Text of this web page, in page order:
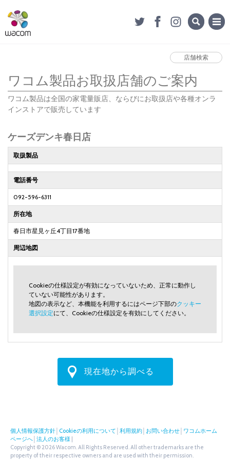
店舗検索
ワコム製品お取扱店舗のご案内
ワコム製品は全国の家電量販店、ならびにお取扱店や各種オンラ
インストアで販売しています
ケーズデンキ春日店
取扱製品
電話番号
092-596-6311
所在地
春日市星見ヶ丘4丁目17番地
周辺地図
Cookieの仕様設定が有効になっていないため、正常に動作し
ていない可能性があります。
地図の表示など、本機能を利用するにはページ下部のクッキー
選択設定にて、Cookieの仕様設定を有効にしてください。
現在地から調べる
個人情報保護方針 Cookieの利用について 利用規約 お問い合わせ ワコムホーム
ページへ 法人のお客様
Copyright © 2026 Wacom. All Rights Reserved. All other trademarks are the
property of their respective owners and are used with their permission.